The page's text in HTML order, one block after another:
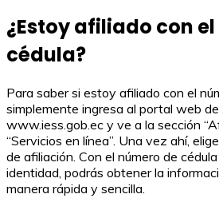
¿Estoy afiliado con
cédula?
Para saber si estoy afiliado con el
simplemente ingresa al portal web
www.iess.gob.ec y ve a la sección
“Servicios en línea”. Una vez ahí,
de afiliación. Con el número de
identidad, podrás obtener la
manera rápida y sencilla.